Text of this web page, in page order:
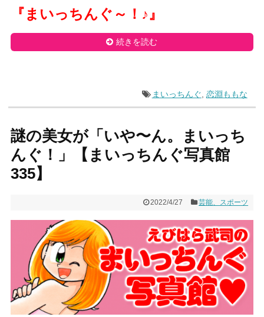
『まいっちんぐ～！ ♪』
続きを読む
まいっちんぐ, 恋淵ももな
謎の美女が「いや〜ん。まいっち
んぐ！」【まいっちんぐ写真館
335】
2022/4/27 芸能、スポーツ